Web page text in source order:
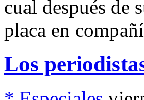
cual después de
placa en
Los